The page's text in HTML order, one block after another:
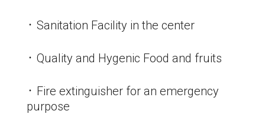
᛫ Sanitation Facility in the center
᛫ Quality and Hygenic Food and fruits
᛫ Fire extinguisher for an emergency
purpose